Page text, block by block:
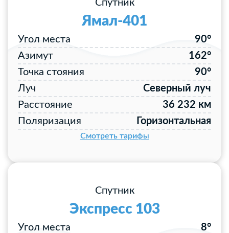
Спутник
Ямал-401
Угол места
90°
Азимут
162°
Точка стояния
90°
Луч
Северный луч
Расстояние
36 232 км
Поляризация
Горизонтальная
Смотреть тарифы
Спутник
Экспресс 103
Угол места
8°